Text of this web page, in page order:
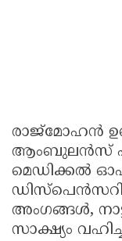
രാജ്‌മോഹൻ
ആംബുലൻസ്
മെഡിക്കൽ
അംഗങ്ങൾ,
സാക്ഷ്യം